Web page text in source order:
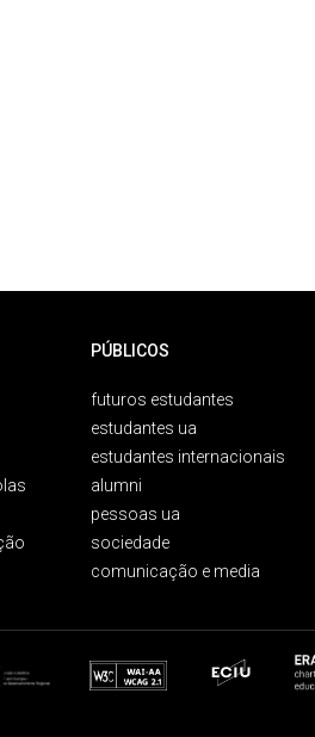
PÚBLICOS
futuros estudantes
estudantes ua
estudantes internacionais
alumni
pessoas ua
sociedade
comunicação e media